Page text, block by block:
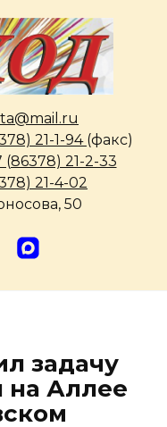
21-1-94 (факс)
(86378) 21-2-33
21-4-02
50
задачу
на Аллее